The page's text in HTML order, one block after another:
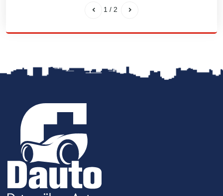
1 / 2